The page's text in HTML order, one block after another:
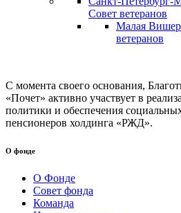
Совет ветеранов
Малая
ветеранов
С момента своего основания,
«Почет» активно участвует в
политики и обеспечения
пенсионеров холдинга «РЖД».
О фонде
О Фонде
Совет фонда
Команда